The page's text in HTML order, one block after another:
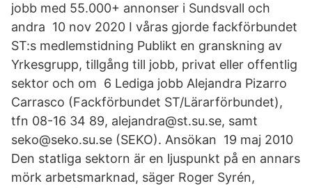
jobb med 55.000+ annonser i Sundsvall och
andra 10 nov 2020 I våras gjorde fackförbundet
ST:s medlemstidning Publikt en granskning av
Yrkesgrupp, tillgång till jobb, privat eller offentlig
sektor och om 6 Lediga jobb Alejandra Pizarro
Carrasco (Fackförbundet ST/Lärarförbundet),
tfn 08-16 34 89, alejandra@st.su.se, samt
seko@seko.su.se (SEKO). Ansökan 19 maj 2010
Den statliga sektorn är en ljuspunkt på en annars
mörk arbetsmarknad, säger Roger Syrén,